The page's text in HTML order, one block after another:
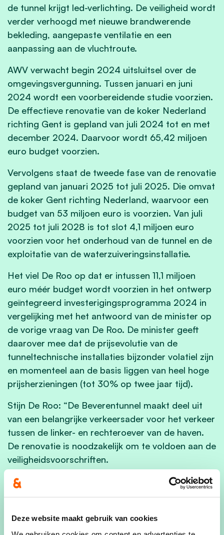
Deze website maakt gebruik van cookies
de tunnel krijgt led-verlichting. De veiligheid wordt
verder verhoogd met nieuwe brandwerende
bekleding, aangepaste ventilatie en een
aanpassing aan de vluchtroute.
AWV verwacht begin 2024 uitsluitsel over de
omgevingsvergunning. Tussen januari en juni
2024 wordt een voorbereidende studie voorzien.
De effectieve renovatie van de koker Nederland
richting Gent is gepland van juli 2024 tot en met
december 2024. Daarvoor wordt 65,42 miljoen
euro budget voorzien.
Vervolgens staat de tweede fase van de renovatie
gepland van januari 2025 tot juli 2025. Die omvat
de koker Gent richting Nederland, waarvoor een
budget van 53 miljoen euro is voorzien. Van juli
2025 tot juli 2028 is tot slot 4,1 miljoen euro
voorzien voor het onderhoud van de tunnel en de
exploitatie van de waterzuiveringsinstallatie.
Het viel De Roo op dat er intussen 11,1 miljoen
euro méér budget wordt voorzien in het ontwerp
geïntegreerd investerigingsprogramma 2024 in
vergelijking met het antwoord van de minister op
de vorige vraag van De Roo. De minister geeft
daarover mee dat de prijsevolutie van de
tunneltechnische installaties bijzonder volatiel zijn
en momenteel aan de basis liggen van heel hoge
prijsherzieningen (tot 30% op twee jaar tijd).
Stijn De Roo: “De Beverentunnel maakt deel uit
van een belangrijke verkeersader voor het verkeer
tussen de linker- en rechteroever van de haven.
De renovatie is noodzakelijk om te voldoen aan de
veiligheidsvoorschriften.
De stijging van de prijzen zorgen ervoor dat het
budget aanzienlijk hoger is. Het is alvast positief
Hopelijk verlopen de werkzaamheden vlot en